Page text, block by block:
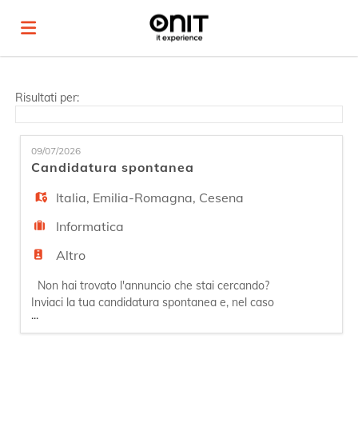
Offerte
di
lavoro
Carica
il
CV
Login
Lingua
Risultati per:
09/07/2026
Candidatura spontanea
Italia, Emilia-Romagna, Cesena
Informatica
Altro
Non hai trovato l'annuncio che stai cercando?
Inviaci la tua candidatura spontanea e, nel caso
si aprissero posizioni affini al tuo profilo, avremo
il piacere di ricontattarti. Essere parte di Onit
...